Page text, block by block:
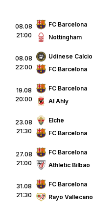
08.08
21:00
FC Barcelona
Nottingham
08.08
22:00
Udinese Calcio
FC Barcelona
19.08
20:00
FC Barcelona
Al Ahly
23.08
21:30
Elche
FC Barcelona
27.08
21:00
FC Barcelona
Athletic Bilbao
31.08
21:30
FC Barcelona
Rayo Vallecano